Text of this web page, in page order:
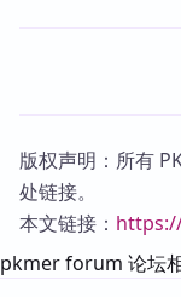
版权声明：所有
处链接。
本文链接：
pkmer forum 论坛